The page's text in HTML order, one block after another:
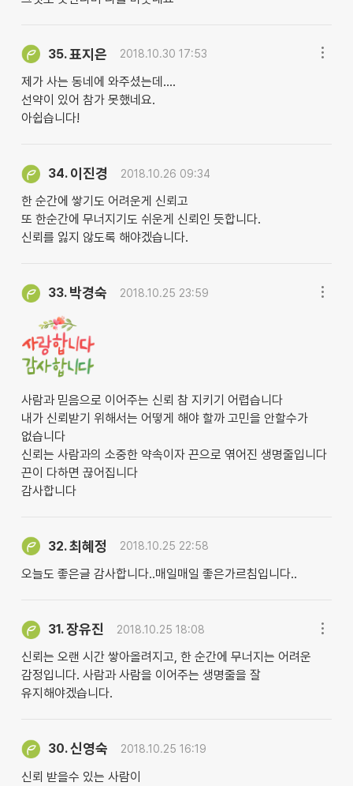
35.표지은 2018.10.30 17:53
제가 사는 동네에 와주셨는데....
선약이 있어 참가 못했네요.
아쉽습니다!
34. 이진경 2018.10.26 09:34
한 순간에 쌓기도 어려운게 신뢰고
또 한순간에 무너지기도 쉬운게 신뢰인 듯합니다.
신뢰를 잃지 않도록 해야겠습니다.
33. 박경숙 2018.10.25 23:59
사람과 믿음으로 이어주는 신뢰 참 지키기 어렵습니다
내가 신뢰받기 위해서는 어떻게 해야 할까 고민을 안할수가
없습니다
신뢰는 사람과의 소중한 약속이자 끈으로 엮어진 생명줄입니다
끈이 다하면 끊어집니다
감사합니다
32.최혜정 2018.10.25 22:58
오늘도 좋은글 감사합니다..매일매일 좋은가르침입니다..
31.장유진 2018.10.25 18:08
신뢰는 오랜 시간 쌓아올려지고, 한 순간에 무너지는 어려운
감정입니다. 사람과 사람을 이어주는 생명줄을 잘
유지해야겠습니다.
30.신영숙 2018.10.25 16:19
신뢰 받을수 있는 사람이